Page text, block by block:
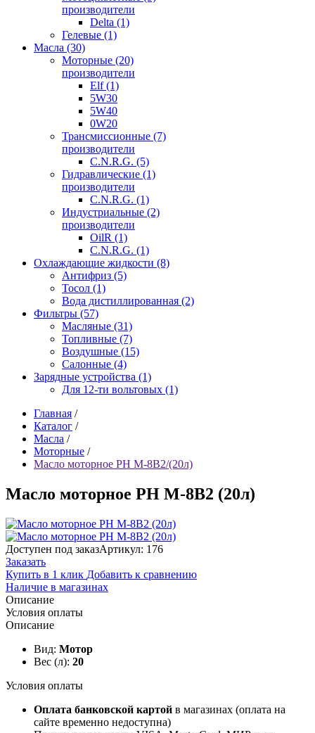
производители
Delta (1)
Гелевые (1)
Масла (30)
Моторные (20)
производители
Elf (1)
5W30
5W40
0W20
Трансмиссионные (7)
производители
C.N.R.G. (5)
Гидравлические (1)
производители
C.N.R.G. (1)
Индустриальные (2)
производители
OilR (1)
C.N.R.G. (1)
Охлаждающие жидкости (8)
Антифриз (5)
Тосол (1)
Вода дистиллированная (2)
Фильтры (57)
Масляные (31)
Топливные (7)
Воздушные (15)
Салонные (4)
Зарядные устройства (1)
Для 12-ти вольтовых (1)
Главная /
Каталог /
Масла /
Моторные /
Масло моторное РН М-8B2/(20л)
Масло моторное РН М-8B2 (20л)
Доступен под заказАртикул: 176
Заказать
Купить в 1 клик Добавить к сравнению
Наличие в магазинах
Описание
Условия оплаты
Описание
Вид: Мотор
Вес (л): 20
Условия оплаты
Оплата банковской картой в магазинах (оплата на
сайте временно недоступна)